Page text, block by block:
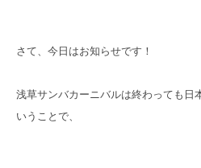
さて、今日はお知らせです！
浅草サンバカーニバルは終わっても日
いうことで、